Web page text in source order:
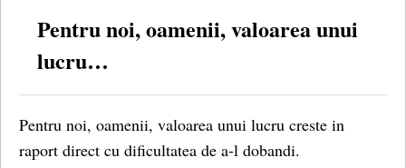
Pentru noi, oamenii, valoarea unui
lucru…
Pentru noi, oamenii, valoarea unui lucru creste in
raport direct cu dificultatea de a-l dobandi.